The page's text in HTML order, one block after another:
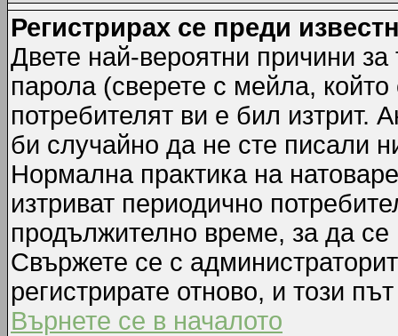
Регистрирах се преди
Двете най-вероятни причини
парола (сверете с мейла,
потребителят ви е бил изтрит.
би случайно да не сте писали
Нормална практика на
изтриват периодично
продължително време, за да
Свържете се с
регистрирате отново, и този
Върнете се в началото